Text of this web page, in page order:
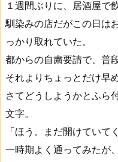
１週間ぶりに、居酒屋で
馴染みの店だがこの日は
っかり取れていた。
都からの自粛要請で、普
それよりちょっとだけ早
さてどうしようかとふら
文字。
「ほう。まだ開けていて
一時期よく通ってみたが